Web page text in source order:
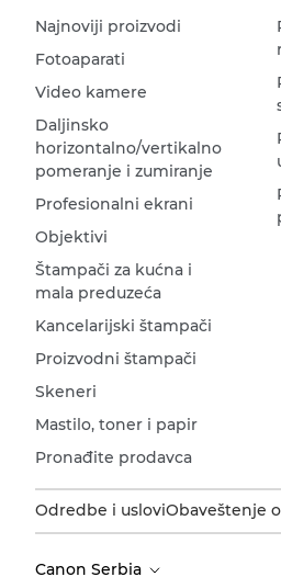
Najnoviji proizvodi
Fotoaparati
Video kamere
Daljinsko
horizontalno/vertikalno
pomeranje i zumiranje
Profesionalni ekrani
Objektivi
Štampači za kućna i
mala preduzeća
Kancelarijski štampači
Proizvodni štampači
Skeneri
Mastilo, toner i papir
Pronađite prodavca
Odredbe i usloviObaveštenje
Canon Serbia